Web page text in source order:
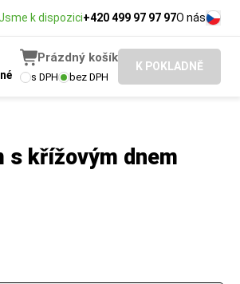
k dispozici+420 499 97 97 97O nás
Prázdný košík
s DPH bez DPH
K POKLADNĚ
s křížovým dnem